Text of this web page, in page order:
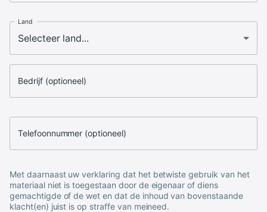
Land
Bedrijf (optioneel)
Telefoonnummer (optioneel)
Met daarnaast uw verklaring dat het betwiste gebruik van het
materiaal niet is toegestaan door de eigenaar of diens
gemachtigde of de wet en dat de inhoud van bovenstaande
klacht(en) juist is op straffe van meineed.